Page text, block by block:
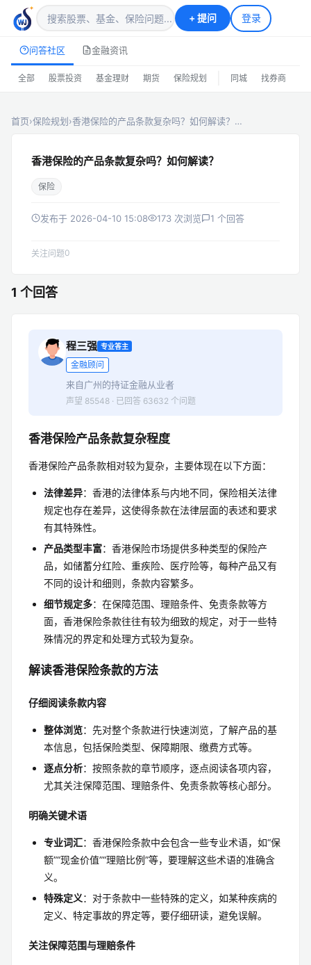
+提问 登录
问答社区 金融资讯
全部 股票投资 基金理财 期货 保险规划 同城 找券商
首页›保险规划›香港保险的产品条款复杂吗？如何解读？…
香港保险的产品条款复杂吗？如何解读？
保险
发布于 2026-04-10 15:08 173 次浏览 1 个回答
关注问题0
1 个回答
程三强 专业答主
金融顾问
来自广州的持证金融从业者
声望 85548 · 已回答 63632 个问题
香港保险产品条款复杂程度
香港保险产品条款相对较为复杂，主要体现在以下方面：
法律差异：香港的法律体系与内地不同，保险相关法律
规定也存在差异，这使得条款在法律层面的表述和要求
有其特殊性。
产品类型丰富：香港保险市场提供多种类型的保险产
品，如储蓄分红险、重疾险、医疗险等，每种产品又有
不同的设计和细则，条款内容繁多。
细节规定多：在保障范围、理赔条件、免责条款等方
面，香港保险条款往往有较为细致的规定，对于一些特
殊情况的界定和处理方式较为复杂。
解读香港保险条款的方法
仔细阅读条款内容
整体浏览：先对整个条款进行快速浏览，了解产品的基
本信息，包括保险类型、保障期限、缴费方式等。
逐点分析：按照条款的章节顺序，逐点阅读各项内容，
尤其关注保障范围、理赔条件、免责条款等核心部分。
明确关键术语
专业词汇：香港保险条款中会包含一些专业术语，如“保
额”“现金价值”“理赔比例”等，要理解这些术语的准确含
义。
特殊定义：对于条款中一些特殊的定义，如某种疾病的
定义、特定事故的界定等，要仔细研读，避免误解。
关注保障范围与理赔条件